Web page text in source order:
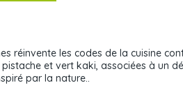
réinvente les codes de la cuisine
et vert kaki, associées à un
par la nature..